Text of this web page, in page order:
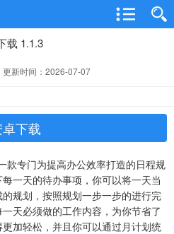
载 1.1.3
更新时间：2026-07-07
下载
款专门为提高办公效率打造的日程规
一天的待办事项，你可以将一天当
规划，按照规划一步一步的进行完
天必须做的工作内容，为你节省了
加轻松，并且你可以通过月计划统